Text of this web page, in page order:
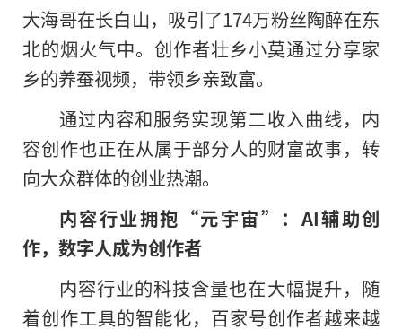
大海哥在长白山，吸引了174万粉丝陶醉在东
北的烟火气中。创作者壮乡小莫通过分享家
乡的养蚕视频，带领乡亲致富。
通过内容和服务实现第二收入曲线，内
容创作也正在从属于部分人的财富故事，转
向大众群体的创业热潮。
内容行业拥抱“元宇宙”：AI辅助创
作，数字人成为创作者
内容行业的科技含量也在大幅提升，随
着创作工具的智能化，百家号创作者越来越